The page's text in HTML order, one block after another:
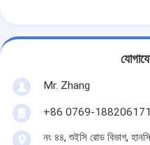
আমাদের সম্পর্কে
Mr. Zhang
+86 0769-
নং ৪৪, শুইসি রোড বিভাগ,